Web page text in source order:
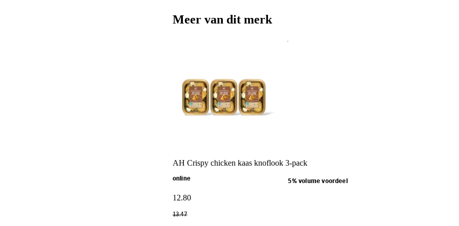
Meer van dit merk
AH Crispy chicken kaas knoflook 3-pack
online 5% volume voordeel
12.80
13.47